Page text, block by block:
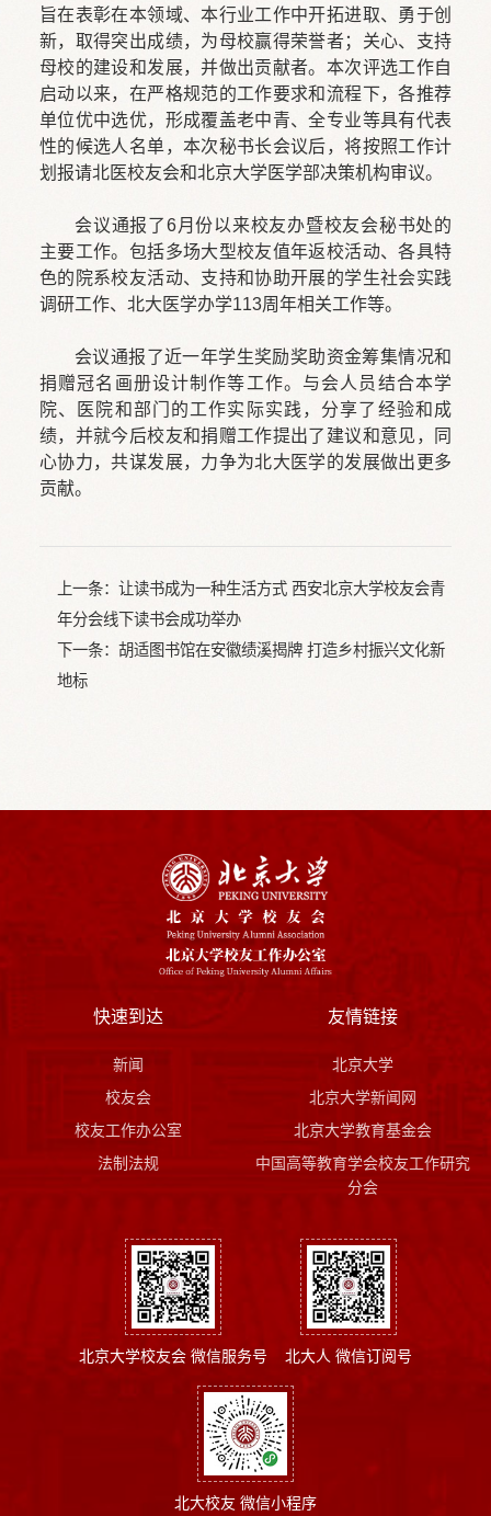
旨在表彰在本领域、本行业工作中开拓进取、勇于创
新，取得突出成绩，为母校赢得荣誉者；关心、支持
母校的建设和发展，并做出贡献者。本次评选工作自
启动以来，在严格规范的工作要求和流程下，各推荐
单位优中选优，形成覆盖老中青、全专业等具有代表
性的候选人名单，本次秘书长会议后，将按照工作计
划报请北医校友会和北京大学医学部决策机构审议。
会议通报了6月份以来校友办暨校友会秘书处的
主要工作。包括多场大型校友值年返校活动、各具特
色的院系校友活动、支持和协助开展的学生社会实践
调研工作、北大医学办学113周年相关工作等。
会议通报了近一年学生奖励奖助资金筹集情况和
捐赠冠名画册设计制作等工作。与会人员结合本学
院、医院和部门的工作实际实践，分享了经验和成
绩，并就今后校友和捐赠工作提出了建议和意见，同
心协力，共谋发展，力争为北大医学的发展做出更多
贡献。
上一条： 让读书成为一种生活方式 西安北京大学校友会青
年分会线下读书会成功举办
下一条： 胡适图书馆在安徽绩溪揭牌 打造乡村振兴文化新
地标
快速到达
新闻
校友会
校友工作办公室
法制法规
友情链接
北京大学
北京大学新闻网
北京大学教育基金会
中国高等教育学会校友工作研究
分会
北京大学校友会 微信服务号 北大人 微信订阅号
北大校友 微信小程序